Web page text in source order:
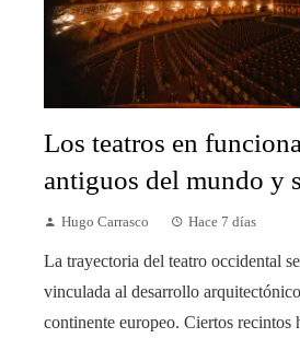
Los teatros en
antiguos del mundo y
Hugo Carrasco Hace 7 días
La trayectoria del teatro occidental
vinculada al desarrollo
continente europeo. Ciertos recintos